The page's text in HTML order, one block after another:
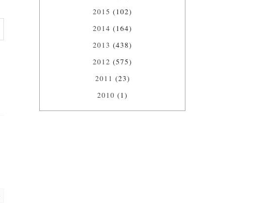
2015 (102)
2014 (164)
2013 (438)
2012 (575)
2011 (23)
2010 (1)